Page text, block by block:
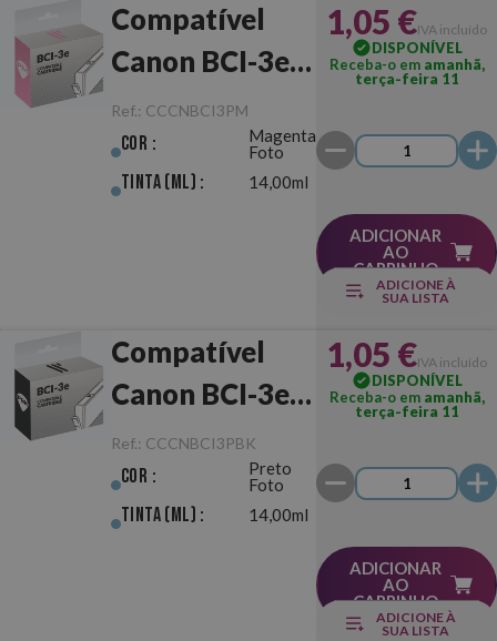
Compatível
Canon BCI-3e
Magenta Foto
Ref.: CCCNBCI3PM
Cor :
Magenta
Foto
Tinta (ml) : 14,00ml
1,05 €IVA incluído
DISPONÍVEL
Receba-o em amanhã,
terça-feira 11
ADICIONAR
AO
CARRINHO
ADICIONE À
SUA LISTA
Compatível
Canon BCI-3e
Preto Foto
Ref.: CCCNBCI3PBK
Cor :
Preto
Foto
Tinta (ml) : 14,00ml
1,05 €IVA incluído
DISPONÍVEL
Receba-o em amanhã,
terça-feira 11
ADICIONAR
AO
CARRINHO
ADICIONE À
SUA LISTA